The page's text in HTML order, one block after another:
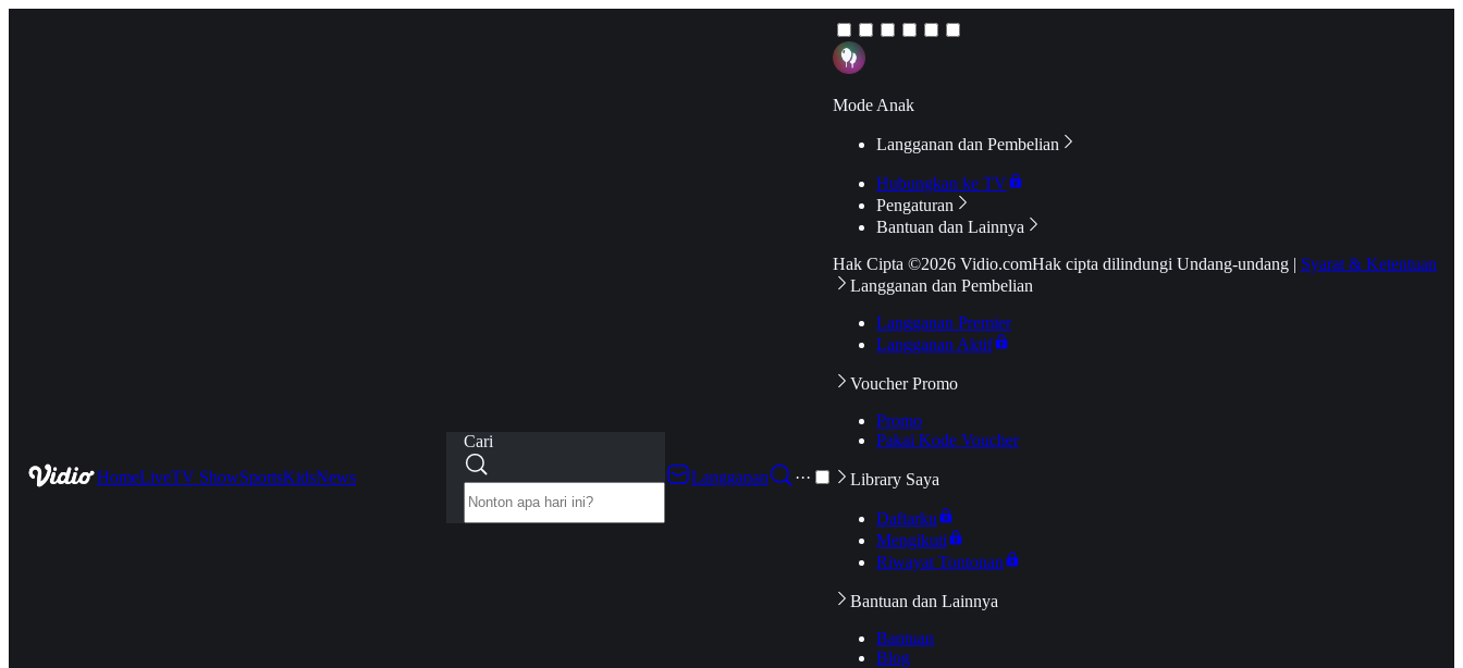
HomeLiveTV ShowSportsKidsNews
Cari
Langganan
···
Mode Anak
Langganan dan Pembelian
Hubungkan ke TV
Pengaturan
Bantuan dan Lainnya
Hak Cipta ©2026 Vidio.comHak cipta dilindungi Undang-undang | Syarat & Ketentuan
Langganan dan Pembelian
Langganan Premier
Langganan Aktif
Voucher Promo
Promo
Pakai Kode Voucher
Library Saya
Daftarku
Mengikuti
Riwayat Tontonan
Bantuan dan Lainnya
Bantuan
Blog